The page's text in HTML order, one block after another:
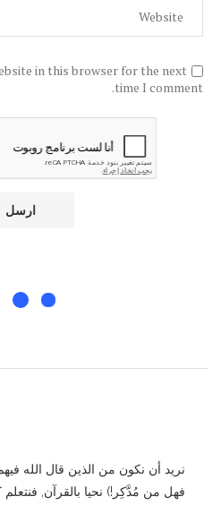
in this browser for the next
time I comment.
نريد أن نكون من الذين قال الله
فهل من مُدَّكِر!) نحيا بالقرآن,